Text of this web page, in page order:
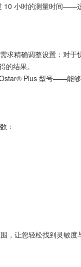
10 小时的测量时间——
求精确调整设置：对于
结果。
Plus 型号——能
：
，让您轻松找到灵敏度